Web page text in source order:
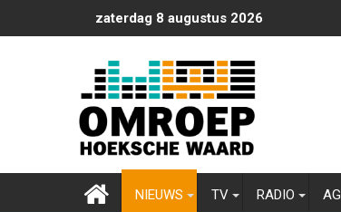
naar
zaterdag 8 augustus 2026
NIEUWS TV RADIO